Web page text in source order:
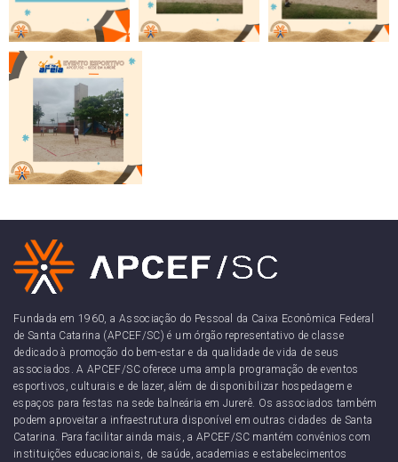
Fundada em 1960, a Associação do Pessoal da Caixa Econômica Federal
de Santa Catarina (APCEF/SC) é um órgão representativo de classe
dedicado à promoção do bem-estar e da qualidade de vida de seus
associados. A APCEF/SC oferece uma ampla programação de eventos
esportivos, culturais e de lazer, além de disponibilizar hospedagem e
espaços para festas na sede balneária em Jurerê. Os associados também
podem aproveitar a infraestrutura disponível em outras cidades de Santa
Catarina. Para facilitar ainda mais, a APCEF/SC mantém convênios com
instituições educacionais, de saúde, academias e estabelecimentos